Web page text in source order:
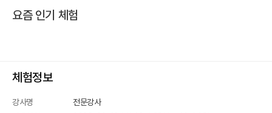
수업 참여 불가합니다.
(예: 토 수업일 경우 : 목-17시까지 확정 문자 / 금-17시까지 상세
* 문의 (010-9668-3792 / 010-9773-3344)
요즘 인기 체험
체험정보
강사명
전문강사